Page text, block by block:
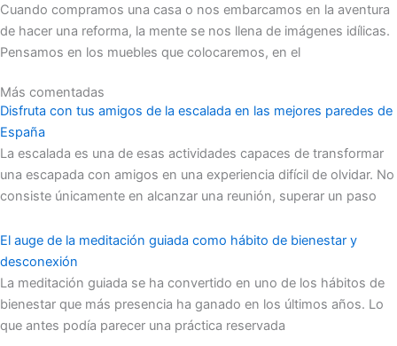
Cuando compramos una casa o nos embarcamos en la aventura
de hacer una reforma, la mente se nos llena de imágenes idílicas.
Pensamos en los muebles que colocaremos, en el
Más comentadas
Disfruta con tus amigos de la escalada en las mejores paredes de
España
La escalada es una de esas actividades capaces de transformar
una escapada con amigos en una experiencia difícil de olvidar. No
consiste únicamente en alcanzar una reunión, superar un paso
El auge de la meditación guiada como hábito de bienestar y
desconexión
La meditación guiada se ha convertido en uno de los hábitos de
bienestar que más presencia ha ganado en los últimos años. Lo
que antes podía parecer una práctica reservada